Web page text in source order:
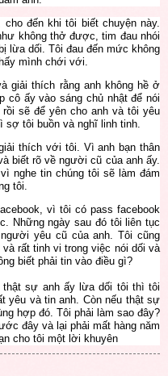
đến khi tôi biết chuyện này.
không thở được, tim đau nhói
lừa dối. Tôi đau đến mức không
mình chới với.
giải thích rằng anh không hề ở
cô ấy vào sáng chủ nhật để nói
sẽ để yên cho anh và tôi yêu
sợ tôi buồn và nghĩ linh tinh.
thích với tôi. Vì anh bạn thân
biết rõ về người cũ của anh ấy.
nghe tin chúng tôi sẽ làm đám
tôi.
vì tôi có pass facebook
Những ngày sau đó tôi liên tục
yêu cũ của anh. Tôi cũng
rất tinh vi trong việc nói dối và
biết phải tin vào điều gì?
thật sự anh ấy lừa dối tôi thì tôi
yêu và tin anh. Còn nếu thật sự
hợp đó. Tôi phải làm sao đây?
đây và lại phải mất hàng năm
cho tôi một lời khuyên